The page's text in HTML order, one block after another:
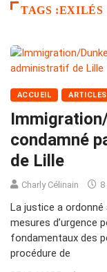
TAGS :EXILÉS
ACCUEIL
condamné
de Lille
Charly Célinain
La justice a
mesures d’urgence
fondamentaux des
procédure de